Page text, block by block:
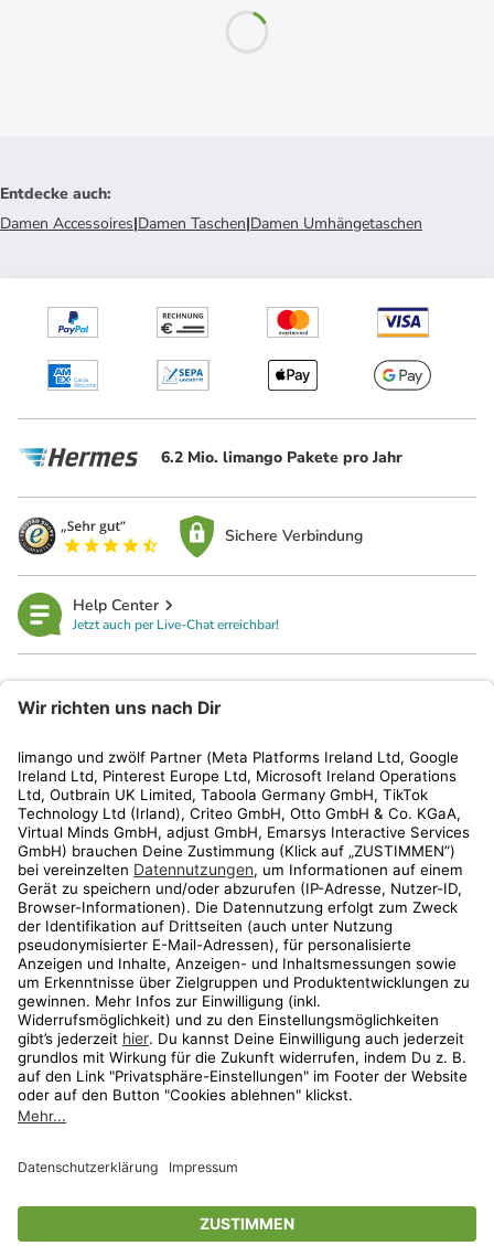
Entdecke auch:
Damen Accessoires|Damen Taschen|Damen Umhängetaschen
6.2 Mio. limango Pakete pro Jahr
Sichere Verbindung
Help Center
Jetzt auch per Live-Chat erreichbar!
Kundenservice
Shop
Aktionen
Travel